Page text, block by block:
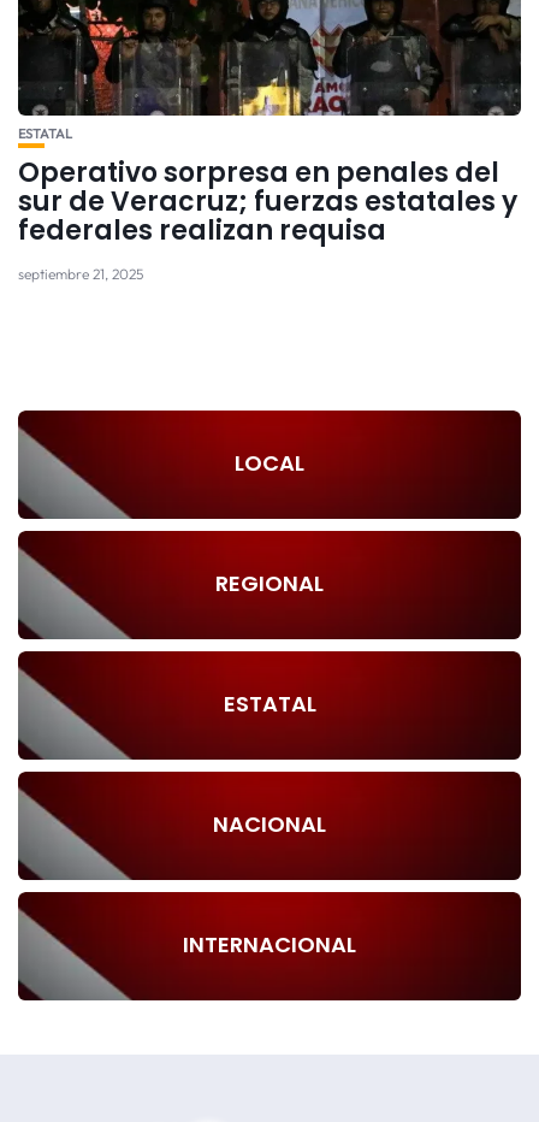
ESTATAL
Operativo sorpresa en penales del
sur de Veracruz; fuerzas estatales y
federales realizan requisa
septiembre 21, 2025
LOCAL
REGIONAL
ESTATAL
NACIONAL
INTERNACIONAL